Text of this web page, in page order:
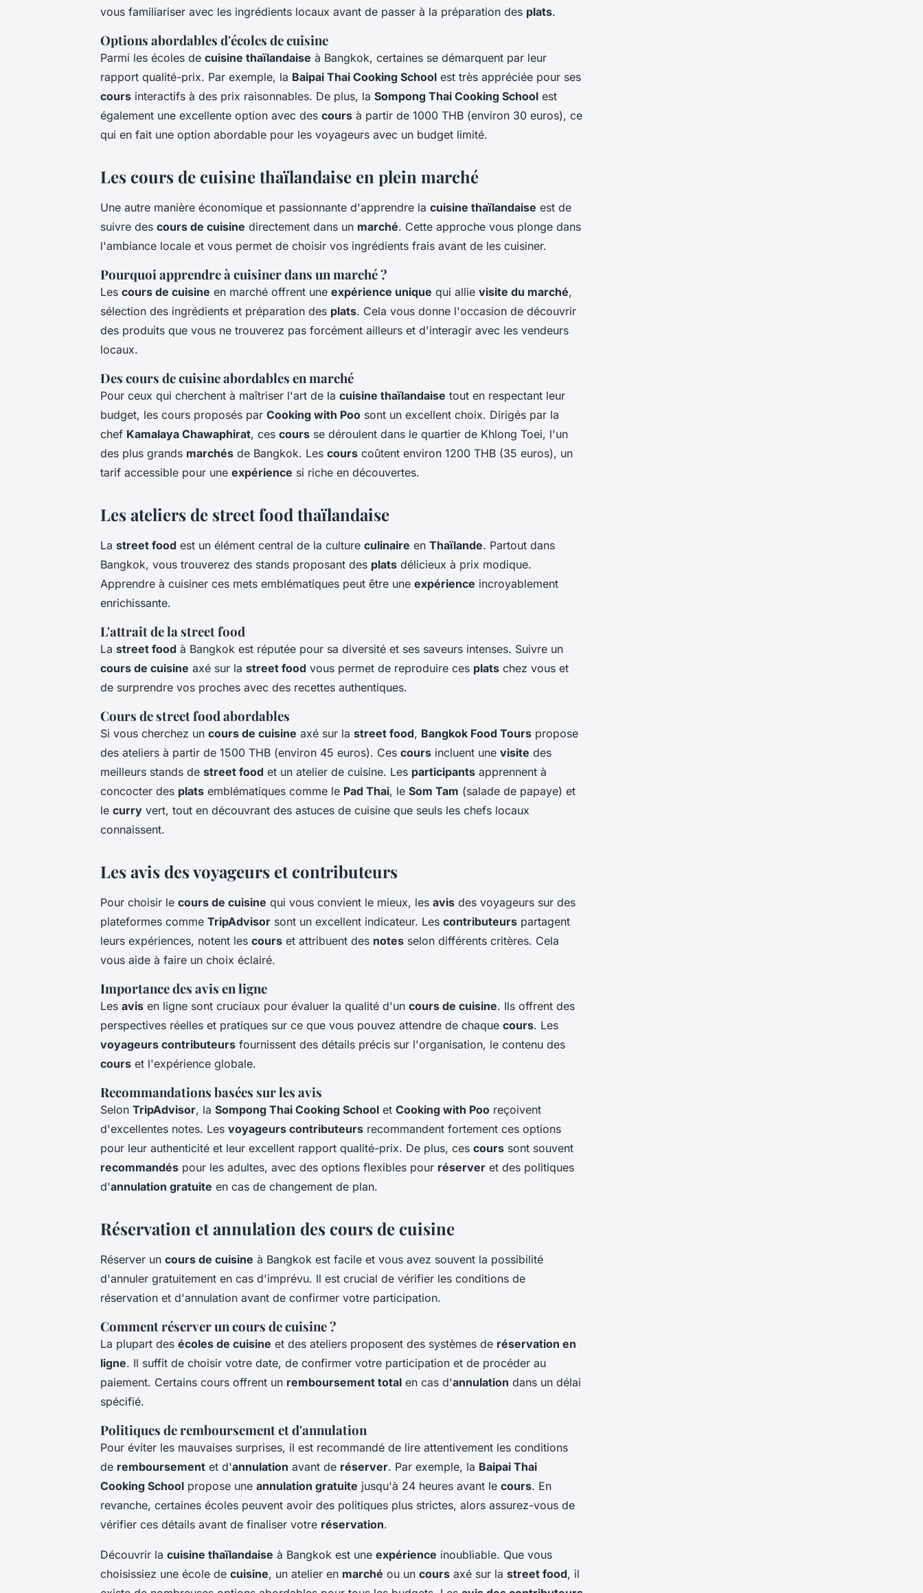
vous familiariser avec les ingrédients locaux avant de passer à la préparation des plats.
Options abordables d'écoles de cuisine
Parmi les écoles de cuisine thaïlandaise à Bangkok, certaines se démarquent par leur
rapport qualité-prix. Par exemple, la Baipai Thai Cooking School est très appréciée pour ses
cours interactifs à des prix raisonnables. De plus, la Sompong Thai Cooking School est
également une excellente option avec des cours à partir de 1000 THB (environ 30 euros), ce
qui en fait une option abordable pour les voyageurs avec un budget limité.
Les cours de cuisine thaïlandaise en plein marché
Une autre manière économique et passionnante d'apprendre la cuisine thaïlandaise est de
suivre des cours de cuisine directement dans un marché. Cette approche vous plonge dans
l'ambiance locale et vous permet de choisir vos ingrédients frais avant de les cuisiner.
Pourquoi apprendre à cuisiner dans un marché ?
Les cours de cuisine en marché offrent une expérience unique qui allie visite du marché,
sélection des ingrédients et préparation des plats. Cela vous donne l'occasion de découvrir
des produits que vous ne trouverez pas forcément ailleurs et d'interagir avec les vendeurs
locaux.
Des cours de cuisine abordables en marché
Pour ceux qui cherchent à maîtriser l'art de la cuisine thaïlandaise tout en respectant leur
budget, les cours proposés par Cooking with Poo sont un excellent choix. Dirigés par la
chef Kamalaya Chawaphirat, ces cours se déroulent dans le quartier de Khlong Toei, l'un
des plus grands marchés de Bangkok. Les cours coûtent environ 1200 THB (35 euros), un
tarif accessible pour une expérience si riche en découvertes.
Les ateliers de street food thaïlandaise
La street food est un élément central de la culture culinaire en Thaïlande. Partout dans
Bangkok, vous trouverez des stands proposant des plats délicieux à prix modique.
Apprendre à cuisiner ces mets emblématiques peut être une expérience incroyablement
enrichissante.
L'attrait de la street food
La street food à Bangkok est réputée pour sa diversité et ses saveurs intenses. Suivre un
cours de cuisine axé sur la street food vous permet de reproduire ces plats chez vous et
de surprendre vos proches avec des recettes authentiques.
Cours de street food abordables
Si vous cherchez un cours de cuisine axé sur la street food, Bangkok Food Tours propose
des ateliers à partir de 1500 THB (environ 45 euros). Ces cours incluent une visite des
meilleurs stands de street food et un atelier de cuisine. Les participants apprennent à
concocter des plats emblématiques comme le Pad Thai, le Som Tam (salade de papaye) et
le curry vert, tout en découvrant des astuces de cuisine que seuls les chefs locaux
connaissent.
Les avis des voyageurs et contributeurs
Pour choisir le cours de cuisine qui vous convient le mieux, les avis des voyageurs sur des
plateformes comme TripAdvisor sont un excellent indicateur. Les contributeurs partagent
leurs expériences, notent les cours et attribuent des notes selon différents critères. Cela
vous aide à faire un choix éclairé.
Importance des avis en ligne
Les avis en ligne sont cruciaux pour évaluer la qualité d'un cours de cuisine. Ils offrent des
perspectives réelles et pratiques sur ce que vous pouvez attendre de chaque cours. Les
voyageurs contributeurs fournissent des détails précis sur l'organisation, le contenu des
cours et l'expérience globale.
Recommandations basées sur les avis
Selon TripAdvisor, la Sompong Thai Cooking School et Cooking with Poo reçoivent
d'excellentes notes. Les voyageurs contributeurs recommandent fortement ces options
pour leur authenticité et leur excellent rapport qualité-prix. De plus, ces cours sont souvent
recommandés pour les adultes, avec des options flexibles pour réserver et des politiques
d'annulation gratuite en cas de changement de plan.
Réservation et annulation des cours de cuisine
Réserver un cours de cuisine à Bangkok est facile et vous avez souvent la possibilité
d'annuler gratuitement en cas d'imprévu. Il est crucial de vérifier les conditions de
réservation et d'annulation avant de confirmer votre participation.
Comment réserver un cours de cuisine ?
La plupart des écoles de cuisine et des ateliers proposent des systèmes de réservation en
ligne. Il suffit de choisir votre date, de confirmer votre participation et de procéder au
paiement. Certains cours offrent un remboursement total en cas d'annulation dans un délai
spécifié.
Politiques de remboursement et d'annulation
Pour éviter les mauvaises surprises, il est recommandé de lire attentivement les conditions
de remboursement et d'annulation avant de réserver. Par exemple, la Baipai Thai
Cooking School propose une annulation gratuite jusqu'à 24 heures avant le cours. En
revanche, certaines écoles peuvent avoir des politiques plus strictes, alors assurez-vous de
vérifier ces détails avant de finaliser votre réservation.
Découvrir la cuisine thaïlandaise à Bangkok est une expérience inoubliable. Que vous
choisissiez une école de cuisine, un atelier en marché ou un cours axé sur la street food, il